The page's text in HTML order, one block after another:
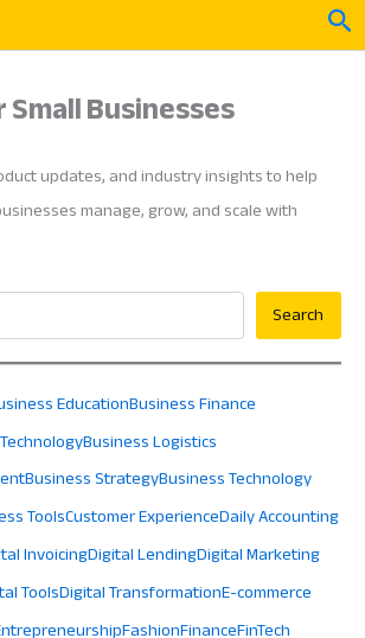
Businesses
updates, and industry insights to help
manage, grow, and scale with
Search
EducationBusiness Finance
Business Logistics
Business StrategyBusiness Technology
ToolsCustomer ExperienceDaily Accounting
InvoicingDigital LendingDigital Marketing
ToolsDigital TransformationE-commerce
FashionFinanceFinTech